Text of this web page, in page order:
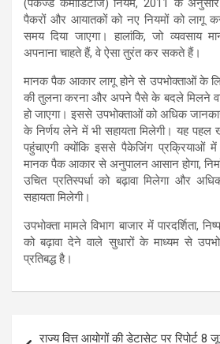
(पैकेज्ड कमोडिटीज) नियम, 2011 के अनुसार
पैकरों और आयातकों को नए नियमों को लागू
समय दिया जाएगा। हालांकि, जो
अपनाना चाहते हैं, वे ऐसा तुरंत कर सकते हैं।
मानक पैक आकार लागू होने से उपभोक्ताओं के लिए
की तुलना करना और अपने पैसे के बदले मिलने
हो जाएगा। इससे उपभोक्ताओं को अधिक
के निर्णय लेने में भी सहायता मिलेगी। यह पहल
पहुंचाएगी क्योंकि इससे पैकेजिंग प्रक्रियाओं
मानक पैक आकार से अनुपालन आसान होगा,
उचित प्रतिस्पर्धा को बढ़ावा मिलेगा और
सहायता मिलेगी।
उपभोक्ता मामले विभाग बाजार में पारदर्शिता,
को बढ़ावा देने वाले सुधारों के माध्यम से
प्रतिबद्ध है।
राज्य वित्त आयोगों की डेटासेट पर रिपोर्ट 8